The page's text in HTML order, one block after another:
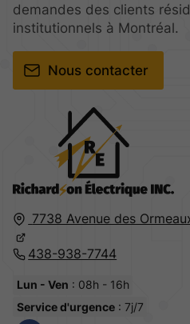
7738 Avenue des
438-938-7744
Lun - Ven : 08h - 16h
Service d'urgence: 7j/7
demandes des clients
institutionnels à Montréal.
Nous contacter